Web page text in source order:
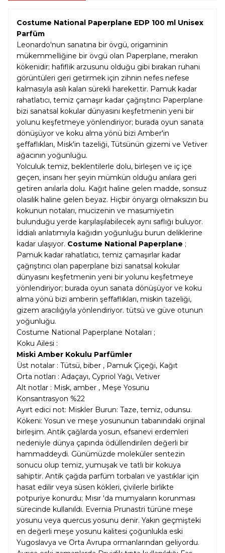
Costume National Paperplane EDP 100 ml Unisex
Parfüm
Leonardo'nun sanatına bir övgü, origaminin
mükemmelliğine bir övgü olan Paperplane, merakın
kökenidir; hafiflik arzusunu olduğu gibi bırakan ruhani
görüntüleri geri getirmek için zihnin nefes nefese
kalmasıyla asılı kalan sürekli harekettir. Pamuk kadar
rahatlatıcı, temiz çamaşır kadar çağrıştırıcı Paperplane
bizi sanatsal kokular dünyasını keşfetmenin yeni bir
yolunu keşfetmeye yönlendiriyor; burada oyun sanata
dönüşüyor ve koku alma yönü bizi Amber'in
şeffaflıkları, Misk'in tazeliği, Tütsünün gizemi ve Vetiver
ağacının yoğunluğu.
Yolculuk temiz, beklentilerle dolu, birleşen ve iç içe
geçen, insanı her şeyin mümkün olduğu anılara geri
getiren anılarla dolu. Kağıt haline gelen madde, sonsuz
olasılık haline gelen beyaz. Hiçbir önyargı olmaksızın bu
kokunun notaları, mucizenin ve masumiyetin
bulunduğu yerde karşılaşılabilecek aynı saflığı buluyor.
İddialı anlatımıyla kağıdın yoğunluğu burun deliklerine
kadar ulaşıyor. Costume National Paperplane ;
Pamuk kadar rahatlatıcı, temiz çamaşırlar kadar
çağrıştırıcı olan paperplane bizi sanatsal kokular
dünyasını keşfetmenin yeni bir yolunu keşfetmeye
yönlendiriyor; burada oyun sanata dönüşüyor ve koku
alma yönü bizi amberin şeffaflıkları, miskin tazeliği,
gizem aracılığıyla yönlendiriyor. tütsü ve güve otunun
yoğunluğu.
Costume National Paperplane Notaları ;
Koku Ailesi :
Miski Amber Kokulu Parfümler
Üst notalar : Tütsü, biber , Pamuk Çiçeği, Kağıt
Orta notları : Adaçayı, Cypriol Yağı, Vetiver
Alt notlar : Misk, amber , Meşe Yosunu
Konsantrasyon %22
Ayırt edici not: Miskler Burun: Taze, temiz, odunsu.
Kökeni: Yosun ve meşe yosununun tabanındaki orijinal
birleşim. Antik çağlarda yosun, efsanevi erdemleri
nedeniyle dünya çapında ödüllendirilen değerli bir
hammaddeydi. Günümüzde moleküler sentezin
sonucu olup temiz, yumuşak ve tatlı bir kokuya
sahiptir. Antik çağda parfüm torbaları ve yastıklar için
hasat edilir veya süsen kökleri, çivilerle birlikte
potpuriye konurdu; Mısır 'da mumyaların korunması
sürecinde kullanıldı. Evernia Prunastri türüne meşe
yosunu veya quercus yosunu denir. Yakın geçmişteki
en değerli meşe yosunu kalitesi çoğunlukla eski
Yugoslavya ve Orta Avrupa ormanlarından geliyordu.